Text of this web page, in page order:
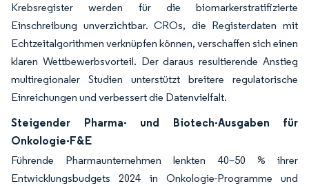
Krebsregister werden für die biomarkerstratifizierte
Einschreibung unverzichtbar. CROs, die Registerdaten mit
Echtzeitalgorithmen verknüpfen können, verschaffen sich einen
klaren Wettbewerbsvorteil. Der daraus resultierende Anstieg
multiregionaler Studien unterstützt breitere regulatorische
Einreichungen und verbessert die Datenvielfalt.
Steigender Pharma- und Biotech-Ausgaben für
Onkologie-F&E
Führende Pharmaunternehmen lenkten 40–50 % ihrer
Entwicklungsbudgets 2024 in Onkologie-Programme und